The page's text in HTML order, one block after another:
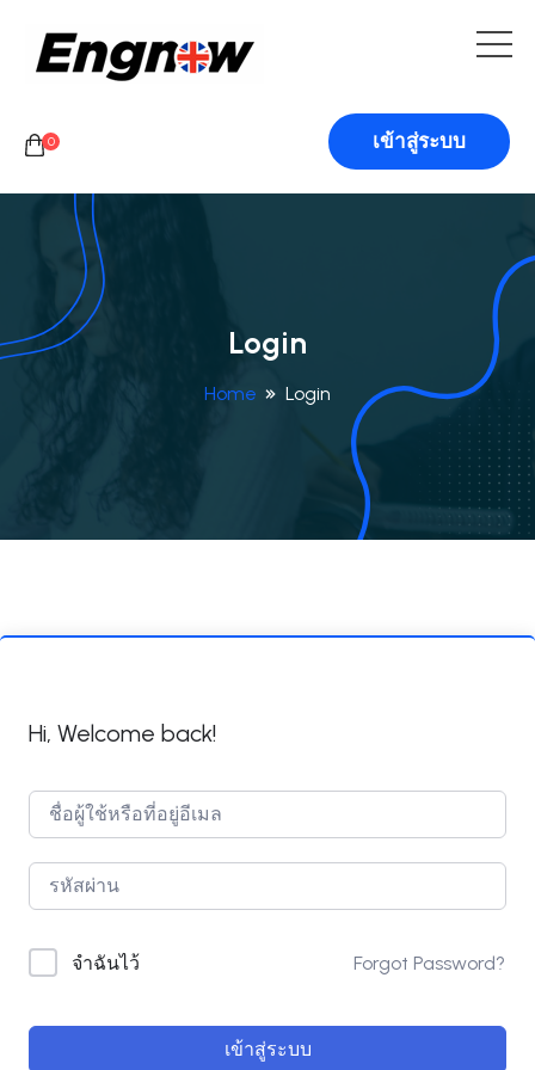
0 เข้าสู่ระบบ
Login
Home Login
Hi, Welcome back!
จำฉันไว้ Forgot Password?
เข้าสู่ระบบ